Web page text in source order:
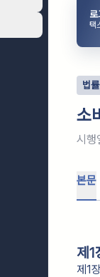
택
법률
소
시행
본문
제1
제1